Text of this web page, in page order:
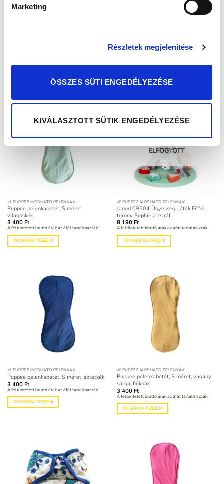
Marketing
Részletek megjelenítése
ÖSSZES SÜTI ENGEDÉLYEZÉSE
KIVÁLASZTOTT SÜTIK ENGEDÉLYEZÉSE
Ezek a külsők combszárnyasok, a hozzá való betétek bepatentolhatóak, és
pelenkabetéttelhasználod a külsőt, a betétet elég bepatentolnod, ne tedd
KAPCSOLÓDÓ TERMÉKEK
👶 PUPPEE MOSHATÓ PELENKÁK
Puppee pelenkabetét, S méret,
világoskék
3 400 Ft
A feltüntetett bruttó árak az áfát tartalmazzák.
KOSÁRBA TESZEM
ELFOGYOTT
👶 PUPPEE MOSHATÓ PELENKÁK
Janod 09504 Ügyességi játék Eiffel
torony Sophie a zsiráf
8 190 Ft
A feltüntetett bruttó árak az áfát tartalmazzák.
TOVÁBB OLVASOM
👶 PUPPEE MOSHATÓ PELENKÁK
Puppee pelenkabetét, S méret, sötétkék
3 400 Ft
A feltüntetett bruttó árak az áfát tartalmazzák.
KOSÁRBA TESZEM
👶 PUPPEE MOSHATÓ PELENKÁK
Puppee pelenkabetét, S méret, vagány
sárga, fiúknak
3 400 Ft
A feltüntetett bruttó árak az áfát tartalmazzák.
KOSÁRBA TESZEM